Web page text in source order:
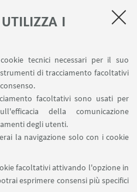
I
tecnici necessari per il suo
di tracciamento facoltativi
facoltativi sono usati per
della comunicazione
degli utenti.
la navigazione solo con i cookie
facoltativi attivando l'opzione in
esprimere consensi più specifici
UTILI
SU: